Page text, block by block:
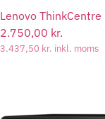
Lenovo
2.750,00 kr.
3.437,50 kr. inkl. moms